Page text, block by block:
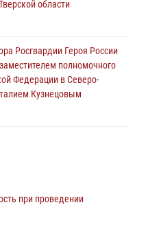
области
Росгвардии Героя России
полномочного
Федерации в Северо-
Кузнецовым
совершили 250 выездов и
в Тверской области
при проведении